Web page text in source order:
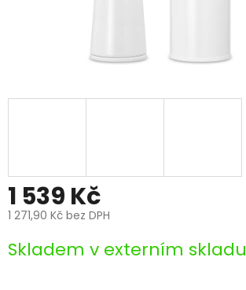
1 539 Kč
1 271,90 Kč bez DPH
cena:
Skladem v externím skladu